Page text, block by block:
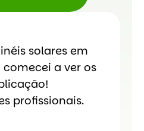
solares em
a ver os
profissionais.